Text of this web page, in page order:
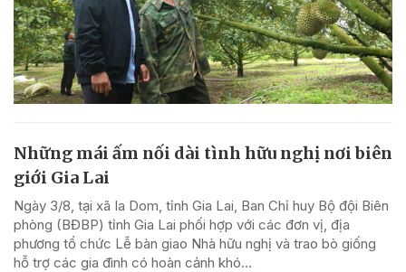
Những mái ấm nối dài tình hữu nghị nơi biên
giới Gia Lai
Ngày 3/8, tại xã Ia Dom, tỉnh Gia Lai, Ban Chỉ huy Bộ đội Biên
phòng (BĐBP) tỉnh Gia Lai phối hợp với các đơn vị, địa
phương tổ chức Lễ bàn giao Nhà hữu nghị và trao bò giống
hỗ trợ các gia đình có hoàn cảnh khó...